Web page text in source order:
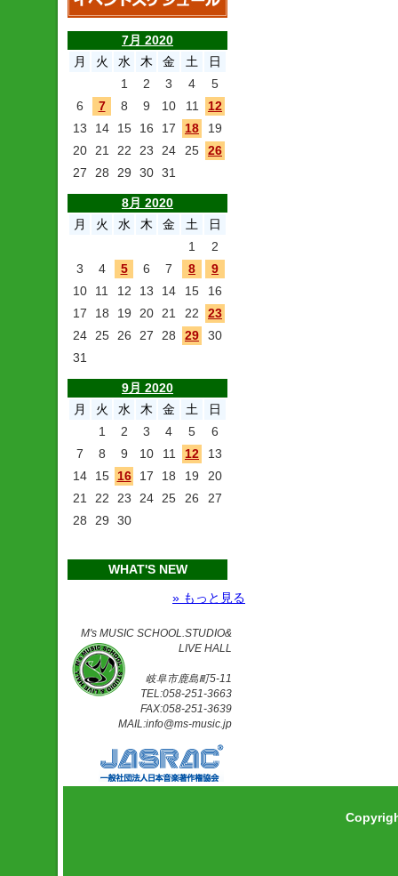
7月 2020
月
火 水 木 金 土
日
1
2 3 4
5
6
7 8 9 10 11
12
13
14 15 16 17 18
19
20
21 22 23 24 25
26
27
28 29 30 31
8月 2020
月
火 水 木 金 土
日
1
2
3
4 5 6 7 8
9
10
11 12 13 14 15
16
17
18 19 20 21 22
23
24
25 26 27 28 29
30
31
9月 2020
月
火 水 木 金 土
日
1
2 3 4 5
6
7
8 9 10 11 12
13
14
15 16 17 18 19
20
21
22 23 24 25 26
27
28
29 30
WHAT'S NEW
» もっと見る
M's MUSIC SCHOOL.STUDIO&
LIVE HALL
岐阜市鹿島町5-11
TEL:058-251-3663
FAX:058-251-3639
MAIL:info@ms-music.jp